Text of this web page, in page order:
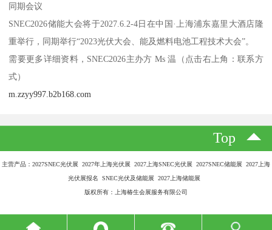
同期会议
SNEC2026储能大会将于2027.6.2-4日在中国·上海浦东嘉里大酒店隆
重举行，同期举行“2023光伏大会、能及燃料电池工程技术大会”。
需要更多详细资料，SNEC2026主办方 Ms 温（点击右上角：联系方
式）
m.zzyy997.b2b168.com
Top
主营产品：2027SNEC光伏展 2027年上海光伏展 2027上海SNEC光伏展 2027SNEC储能展 2027上海
光伏展报名 SNEC光伏及储能展 2027上海储能展
版权所有：上海椿生会展服务有限公司